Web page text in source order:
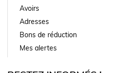
Avoirs
Adresses
Bons de réduction
Mes alertes